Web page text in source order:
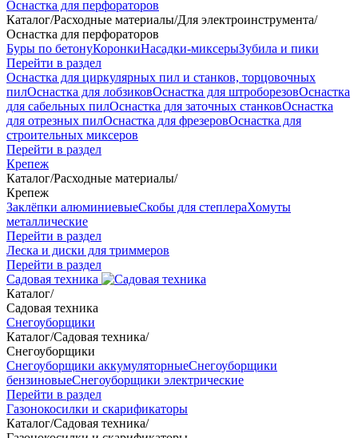
Оснастка для перфораторов
Каталог/Расходные материалы/Для электроинструмента/
Оснастка для перфораторов
Буры по бетонуКоронкиНасадки-миксерыЗубила и пики
Перейти в раздел
Оснастка для циркулярных пил и станков, торцовочных
пилОснастка для лобзиковОснастка для штроборезовОснастка
для сабельных пилОснастка для заточных станковОснастка
для отрезных пилОснастка для фрезеровОснастка для
строительных миксеров
Перейти в раздел
Крепеж
Каталог/Расходные материалы/
Крепеж
Заклёпки алюминиевыеСкобы для степлераХомуты
металлические
Перейти в раздел
Леска и диски для триммеров
Перейти в раздел
Садовая техника
Каталог/
Садовая техника
Снегоуборщики
Каталог/Садовая техника/
Снегоуборщики
Снегоуборщики аккумуляторныеСнегоуборщики
бензиновыеСнегоуборщики электрические
Перейти в раздел
Газонокосилки и скарификаторы
Каталог/Садовая техника/